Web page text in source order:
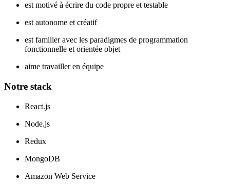
est motivé à écrire du code propre et testable
est autonome et créatif
est familier avec les paradigmes de programmation
fonctionnelle et orientée objet
aime travailler en équipe
Notre stack
React.js
Node.js
Redux
MongoDB
Amazon Web Service